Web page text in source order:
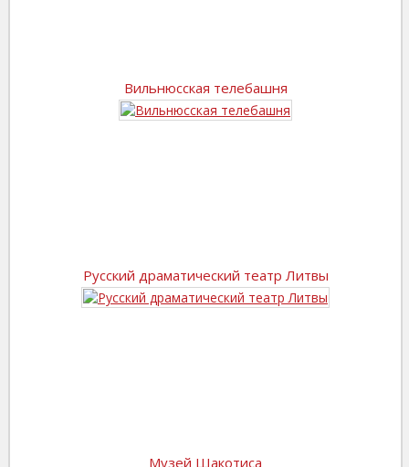
Вильнюсская телебашня
Русский драматический театр Литвы
Музей Шакотиса